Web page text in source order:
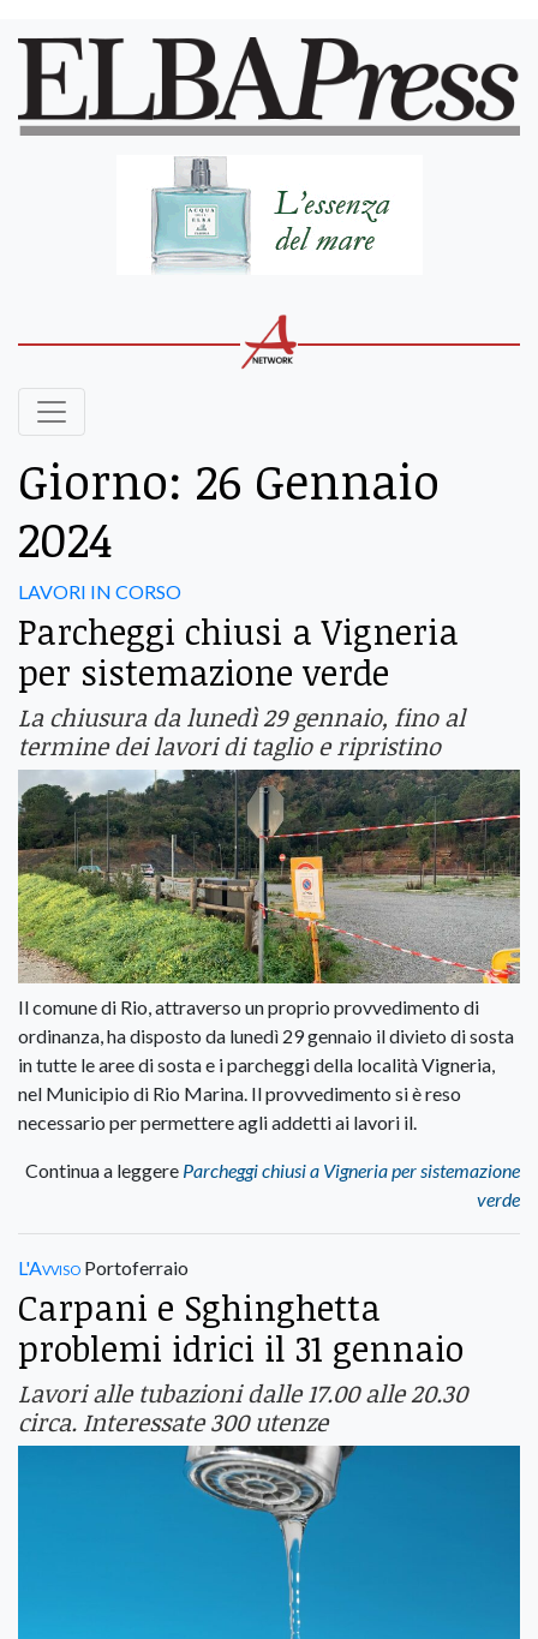
Giorno: 26 Gennaio
2024
LAVORI IN CORSO
Parcheggi chiusi a Vigneria
per sistemazione verde
La chiusura da lunedì 29 gennaio, fino al
termine dei lavori di taglio e ripristino
Il comune di Rio, attraverso un proprio provvedimento di
ordinanza, ha disposto da lunedì 29 gennaio il divieto di sosta
in tutte le aree di sosta e i parcheggi della località Vigneria,
nel Municipio di Rio Marina. Il provvedimento si è reso
necessario per permettere agli addetti ai lavori il.
Continua a leggere Parcheggi chiusi a Vigneria per sistemazione
verde
L'Avviso Portoferraio
Carpani e Sghinghetta
problemi idrici il 31 gennaio
Lavori alle tubazioni dalle 17.00 alle 20.30
circa. Interessate 300 utenze